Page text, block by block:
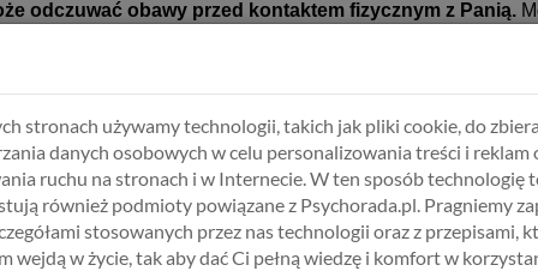
odczuwać obawy przed kontaktem fizycznym z Panią.
umiejętnościami.
Internetowy Program Zmiany Osobistej
stronach używamy technologii, takich jak pliki cookie, do
danych osobowych w celu personalizowania treści i reklam
ruchu na stronach i w Internecie. W ten sposób technologię
również podmioty powiązane z Psychorada.pl. Pragniemy
stosowanych przez nas technologii oraz z przepisami,
wejdą w życie, tak aby dać Ci pełną wiedzę i komfort w